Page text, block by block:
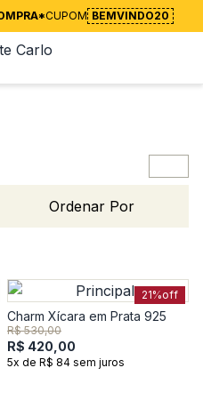
CUPOM BEMVINDO20
Ordenar Por
21%off
Charm Xícara em Prata 925
R$ 530,00
R$ 420,00
5x de R$ 84 sem juros